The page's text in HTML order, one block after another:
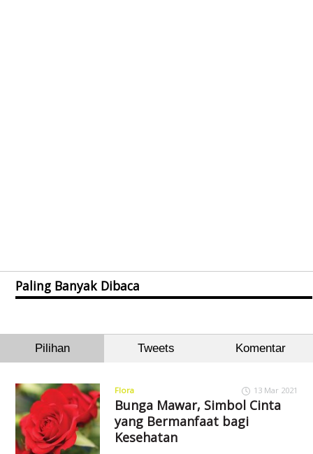
Paling Banyak Dibaca
Pilihan Tweets Komentar
Flora 13 Mar 2021
Bunga Mawar, Simbol Cinta
yang Bermanfaat bagi
Kesehatan